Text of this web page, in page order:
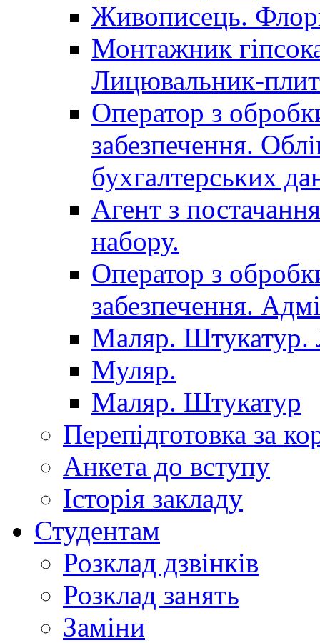
Живописець.
Монтажник
Лицювальник-
Оператор з
забезпечення.
бухгалтерських
Агент з
набору.
Оператор з
забезпечення.
Маляр. Штукатур.
Муляр.
Маляр. Штукатур
Перепідготовка за
Анкета до вступу
Історія закладу
Студентам
Розклад дзвінків
Розклад занять
Заміни